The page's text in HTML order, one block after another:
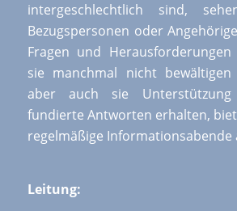
intergeschlechtlich sind,
Bezugspersonen oder
Fragen und
sie manchmal nicht
aber auch sie
fundierte Antworten erhalten,
regelmäßige Informationsabende
Leitung: